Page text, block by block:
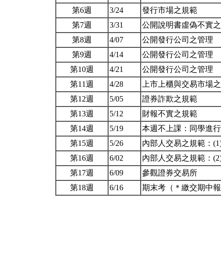
第6週
3/24
發行市場之規範
第7週
3/31
公開說明書虛偽不實
第8週
4/07
公開發行公司之管理
第9週
4/14
公開發行公司之管理
第10週
4/21
公開發行公司之管理
第11週
4/28
上市上櫃與交易市場
第12週
5/05
證券詐欺之規範
第13週
5/12
財報不實之規範
第14週
5/19
本週不上課：同學進
第15週
5/26
內部人交易之規範：
第16週
6/02
內部人交易之規範：
第17週
6/09
參觀證券交易所
第18週
6/16 期末考（＊繳交期中